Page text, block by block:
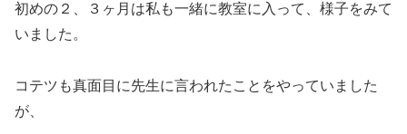
初めの２、３ヶ月は私も一緒に教室に入って、様子をみて
いました。
コテツも真面目に先生に言われたことをやっていました
が、